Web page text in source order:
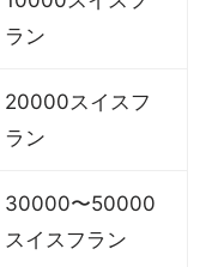
ラン
20000スイスフ
ラン
30000〜50000
スイスフラン